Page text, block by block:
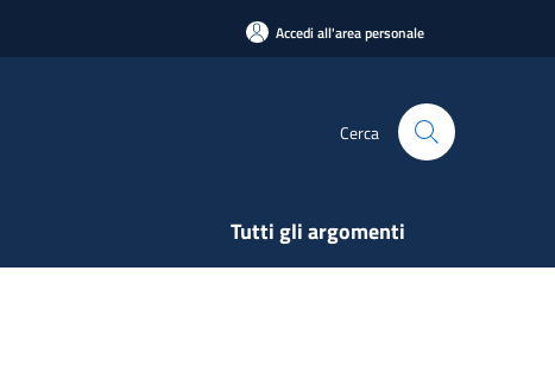
Accedi all'area personale
Cerca
Tutti gli argomenti